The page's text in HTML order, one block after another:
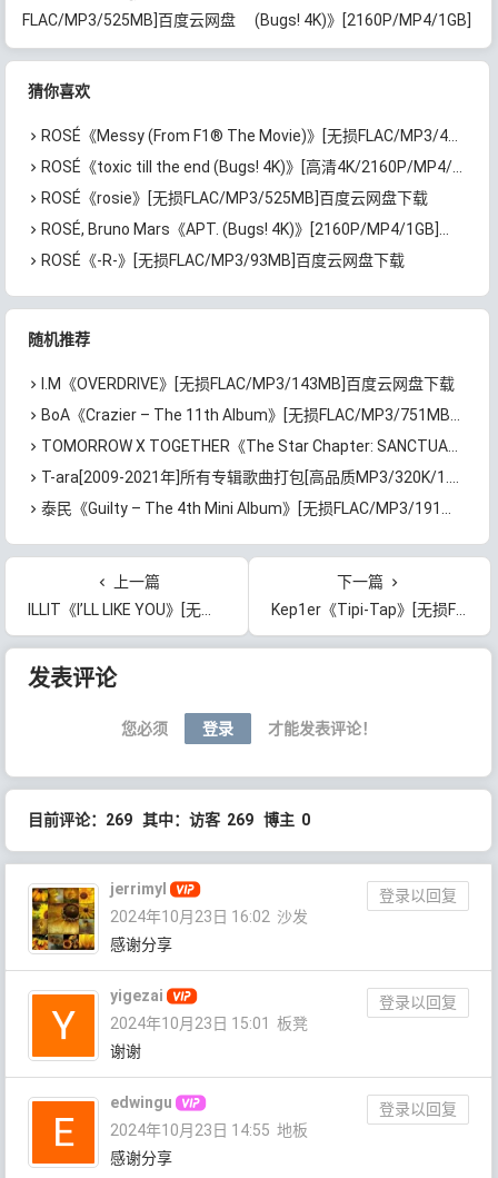
FLAC/MP3/525MB]百度云网盘
下载
(Bugs! 4K)》[2160P/MP4/1GB]
百度云网盘下载
猜你喜欢
ROSÉ《Messy (From F1® The Movie)》[无损FLAC/MP3/47MB]百度云网盘下载
ROSÉ《toxic till the end (Bugs! 4K)》[高清4K/2160P/MP4/2.7GB]迅雷云网盘下载
ROSÉ《rosie》[无损FLAC/MP3/525MB]百度云网盘下载
ROSÉ, Bruno Mars《APT. (Bugs! 4K)》[2160P/MP4/1GB]百度云网盘下载
ROSÉ《-R-》[无损FLAC/MP3/93MB]百度云网盘下载
随机推荐
I.M《OVERDRIVE》[无损FLAC/MP3/143MB]百度云网盘下载
BoA《Crazier – The 11th Album》[无损FLAC/MP3/751MB]百度云网盘下载
TOMORROW X TOGETHER《The Star Chapter: SANCTUARY》[无损FLAC/MP3/219MB]百度云网盘下载
T-ara[2009-2021年]所有专辑歌曲打包[高品质MP3/320K/1.76GB]百度云网盘下载
泰民《Guilty – The 4th Mini Album》[无损FLAC/MP3/191MB]百度云网盘下载
上一篇
ILLIT《I’LL LIKE YOU》[无损FLAC/MP3/184MB]百度云网盘下载
下一篇
Kep1er《Tipi-Tap》[无损FLAC/MP3/245MB]百度云网盘下载
文章导航
发表评论
您必须 登录 才能发表评论！
目前评论：269 其中：访客 269 博主 0
jerrimyl
登录以回复
2024年10月23日 16:02 沙发
感谢分享
yigezai
登录以回复
2024年10月23日 15:01
板凳
谢谢
edwingu
登录以回复
2024年10月23日 14:55 地板
感谢分享